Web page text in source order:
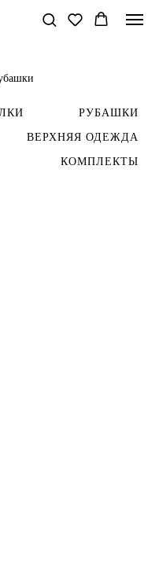
РУБАШКИ
ВЕРХНЯЯ ОДЕЖДА
КОМПЛЕКТЫ